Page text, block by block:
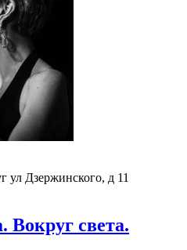
ул Дзержинского, д 11
Вокруг света.